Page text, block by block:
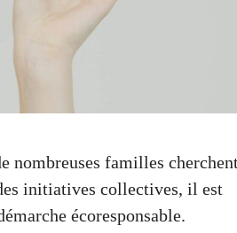
nombreuses familles cherchent
initiatives collectives, il est
écoresponsable.